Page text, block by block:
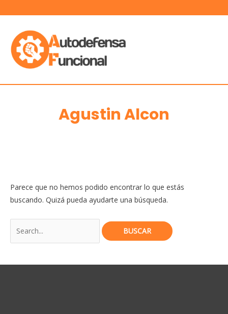
al
contenido
Agustin Alcon
Parece que no hemos podido encontrar lo que estás
buscando. Quizá pueda ayudarte una búsqueda.
por: